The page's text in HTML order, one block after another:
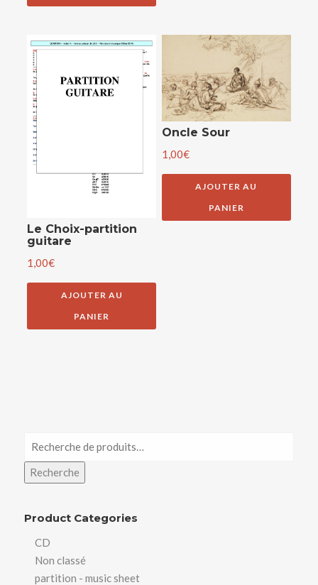
Le Choix-partition
guitare
1,00€
AJOUTER AU
PANIER
Oncle Sour
1,00€
AJOUTER AU
PANIER
pour :
Recherche
Product Categories
CD
Non classé
partition - music sheet